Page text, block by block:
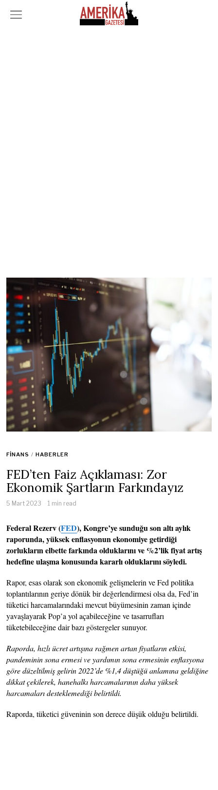
FINANS / HABERLER
FED’ten Faiz Açıklaması: Zor
Ekonomik Şartların Farkındayız
5 Mart 2023 1 min read
Federal Rezerv (FED), Kongre’ye sunduğu son altı aylık
raporunda, yüksek enflasyonun ekonomiye getirdiği
zorlukların elbette farkında olduklarını ve %2’lik fiyat artış
hedefine ulaşma konusunda kararlı olduklarını söyledi.
Rapor, esas olarak son ekonomik gelişmelerin ve Fed politika
toplantılarının geriye dönük bir değerlendirmesi olsa da, Fed’in
tüketici harcamalarındaki mevcut büyümesinin zaman içinde
yavaşlayarak Pop’a yol açabileceğine ve tasarrufları
tüketebileceğine dair bazı göstergeler sunuyor.
Raporda, hızlı ücret artışına rağmen artan fiyatların etkisi,
pandeminin sona ermesi ve yardımın sona ermesinin enflasyona
göre düzeltilmiş gelirin 2022’de %1,4 düştüğü anlamına geldiğine
dikkat çekilerek, hanehalkı harcamalarının daha yüksek
harcamaları desteklemediği belirtildi.
Raporda, tüketici güveninin son derece düşük olduğu belirtildi.